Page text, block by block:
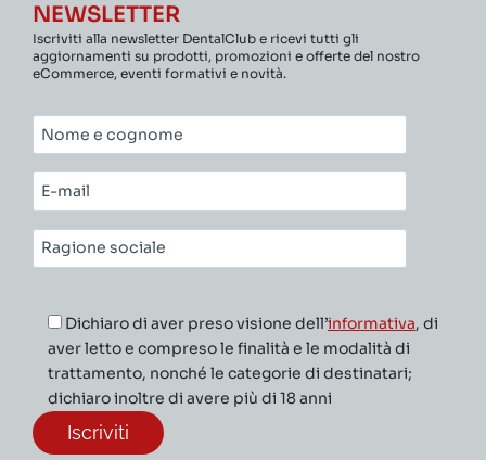
NEWSLETTER
Iscriviti alla newsletter DentalClub e ricevi tutti gli
aggiornamenti su prodotti, promozioni e offerte del nostro
eCommerce, eventi formativi e novità.
Nome
e
cognome*
E-
mail*
Ragione
sociale*
Dichiaro di aver preso visione dell’informativa, di
aver letto e compreso le finalità e le modalità di
trattamento, nonché le categorie di destinatari;
dichiaro inoltre di avere più di 18 anni